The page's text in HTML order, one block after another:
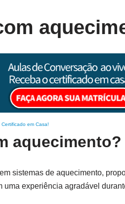
em Casa!
aquecimento?
sistemas de aquecimento,
experiência agradável